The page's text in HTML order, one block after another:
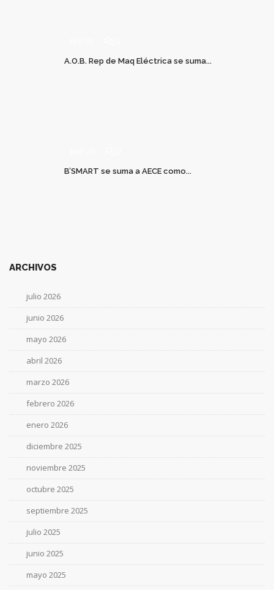
A.O.B. Rep de Maq Eléctrica se suma...
B’SMART se suma a AECE como...
ARCHIVOS
julio 2026
junio 2026
mayo 2026
abril 2026
marzo 2026
febrero 2026
enero 2026
diciembre 2025
noviembre 2025
octubre 2025
septiembre 2025
julio 2025
junio 2025
mayo 2025